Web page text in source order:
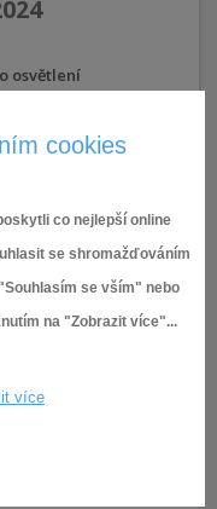
cookies
co nejlepší online
se shromažďováním
se vším" nebo
na "Zobrazit více"...
více
osvětlení
stavební